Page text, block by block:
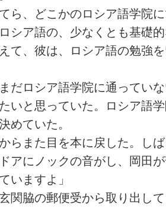
ら、どこかのロシア語学院
シア語の、少なくとも基礎
て、彼は、ロシア語の勉強
だロシア語学院に通ってい
いと思っていた。ロシア語
めていた。
らまた目を本に戻した。し
アにノックの音がし、岡田
いますよ」
関脇の郵便受から取り出し